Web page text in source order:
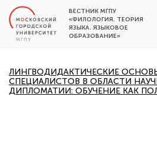
ВЕСТНИК МГПУ
«ФИЛОЛОГИЯ. ТЕОРИЯ
ЯЗЫКА. ЯЗЫКОВОЕ
ОБРАЗОВАНИЕ»
ЛИНГВОДИДАКТИЧЕСКИЕ
СПЕЦИАЛИСТОВ В ОБЛАСТИ
ДИПЛОМАТИИ: ОБУЧЕНИЕ КАК